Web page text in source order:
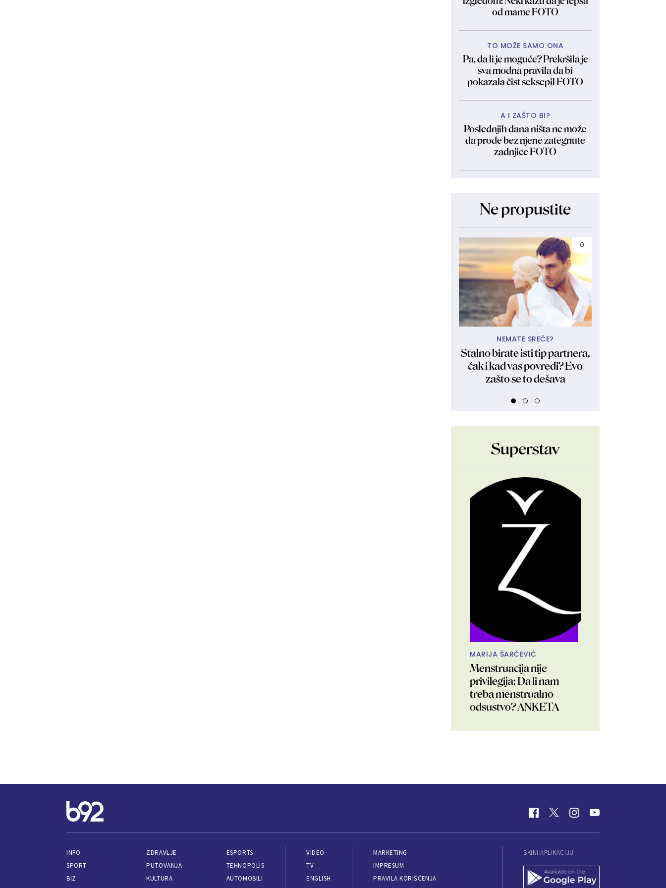
od mame FOTO
TO MOŽE SAMO ONA
Pa, da li je moguće? Prekršila je
sva modna pravila da bi
pokazala čist seksepil FOTO
A I ZAŠTO BI?
Poslednjih dana ništa ne može
da prođe bez njene zategnute
zadnjice FOTO
Ne propustite
0
NEMATE SREĆE?
Stalno birate isti tip partnera,
čak i kad vas povredi? Evo
zašto se to dešava
Superstav
MARIJA ŠARČEVIĆ
Menstruacija nije
privilegija: Da li nam
treba menstrualno
odsustvo? ANKETA
INFO
SPORT
BIZ
ZDRAVLJE
PUTOVANJA
KULTURA
ESPORTS
TEHNOPOLIS
AUTOMOBILI
VIDEO
TV
ENGLISH
MARKETING
IMPRESUM
PRAVILA KORIŠĆENJA
SKINI APLIKACIJU